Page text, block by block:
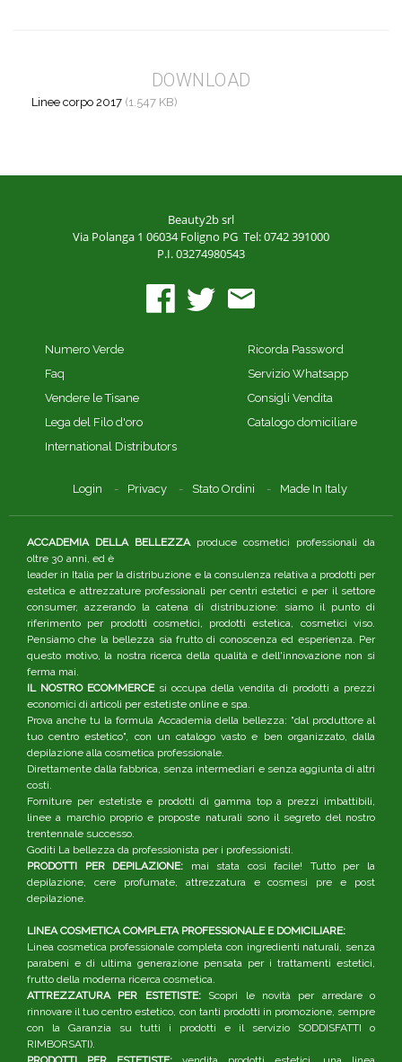
DOWNLOAD
Linee corpo 2017 (1.547 KB)
Beauty2b srl
Via Polanga 1 06034 Foligno PG Tel: 0742 391000
P.I. 03274980543
Numero Verde
Faq
Vendere le Tisane
Lega del Filo d'oro
International Distributors
Ricorda Password
Servizio Whatsapp
Consigli Vendita
Catalogo domiciliare
Login Privacy Stato Ordini Made In Italy
ACCADEMIA DELLA BELLEZZAproduce cosmetici professionali da
oltre 30 anni, ed è
leader in Italia per la distribuzione e la consulenza relativa a prodotti per
estetica e attrezzature professionali per centri estetici e per il settore
consumer, azzerando la catena di distribuzione: siamo il punto di
riferimento per prodotti cosmetici, prodotti estetica, cosmetici viso.
Pensiamo che la bellezza sia frutto di conoscenza ed esperienza. Per
questo motivo, la nostra ricerca della qualità e dell'innovazione non si
ferma mai.
IL NOSTRO ECOMMERCEsi occupa della vendita di prodotti a prezzi
economici di articoli per estetiste online e spa.
Prova anche tu la formula Accademia della bellezza: "dal produttore al
tuo centro estetico", con un catalogo vasto e ben organizzato, dalla
depilazione alla cosmetica professionale.
Direttamente dalla fabbrica, senza intermediari e senza aggiunta di altri
costi.
Forniture per estetiste e prodotti di gamma top a prezzi imbattibili,
linee a marchio proprio e proposte naturali sono il segreto del nostro
trentennale successo.
Goditi La bellezza da professionista per i professionisti.
PRODOTTI PER DEPILAZIONE: mai stata così facile! Tutto per la
depilazione, cere profumate, attrezzatura e cosmesi pre e post
depilazione.
LINEA COSMETICA COMPLETA PROFESSIONALE E DOMICILIARE:
Linea cosmetica professionale completa con ingredienti naturali, senza
parabeni e di ultima generazione pensata per i trattamenti estetici,
frutto della moderna ricerca cosmetica.
ATTREZZATURA PER ESTETISTE:Scopri le novità per arredare o
rinnovare il tuo centro estetico, con tanti prodotti in promozione, sempre
con la Garanzia su tutti i prodotti e il servizio SODDISFATTI o
RIMBORSATI).